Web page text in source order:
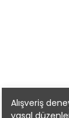
Alışveriş
yasal